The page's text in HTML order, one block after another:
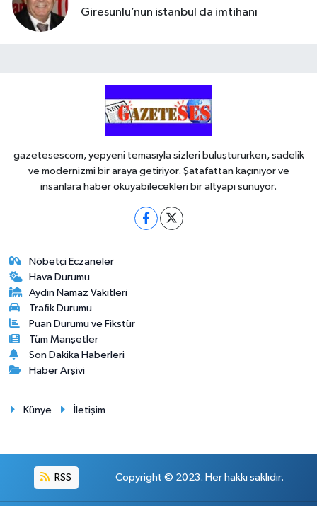
Giresunlu’nun istanbul da imtihanı
gazetesescom, yepyeni temasıyla sizleri buluştururken, sadelik
ve modernizmi bir araya getiriyor. Şatafattan kaçınıyor ve
insanlara haber okuyabilecekleri bir altyapı sunuyor.
Nöbetçi Eczaneler
Hava Durumu
Aydin Namaz Vakitleri
Trafik Durumu
Puan Durumu ve Fikstür
Tüm Manşetler
Son Dakika Haberleri
Haber Arşivi
Künye İletişim
RSS Copyright © 2023. Her hakkı saklıdır.